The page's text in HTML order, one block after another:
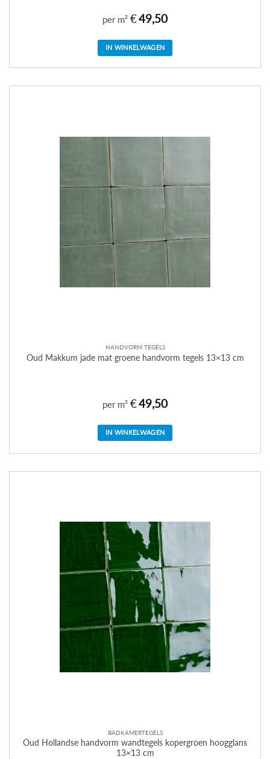
per m² €49,50
IN WINKELWAGEN
HANDVORM TEGELS
Oud Makkum jade mat groene handvorm tegels 13×13 cm
per m² €49,50
IN WINKELWAGEN
BADKAMERTEGELS
Oud Hollandse handvorm wandtegels kopergroen hoogglans
13×13 cm